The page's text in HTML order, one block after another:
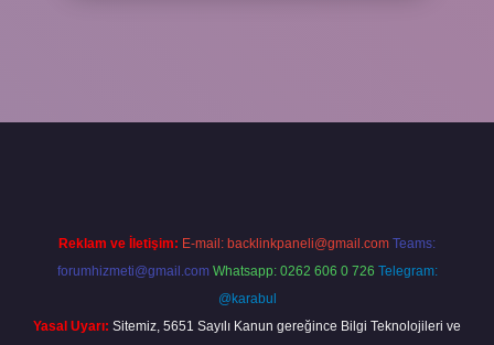
Reklam ve İletişim: E-mail: backlinkpaneli@gmail.com Teams:
forumhizmeti@gmail.com Whatsapp: 0262 606 0 726 Telegram:
@karabul
Yasal Uyarı: Sitemiz, 5651 Sayılı Kanun gereğince Bilgi Teknolojileri ve